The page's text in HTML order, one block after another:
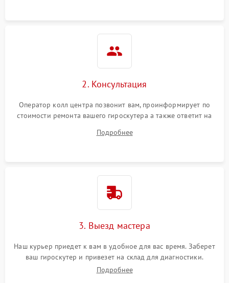
2. Консультация
Оператор колл центра позвонит вам, проинформирует по
стоимости ремонта вашего гироскутера а также ответит на
Подробнее
3. Выезд мастера
Наш курьер приедет к вам в удобное для вас время. Заберет
ваш гироскутер и привезет на склад для диагностики.
Подробнее